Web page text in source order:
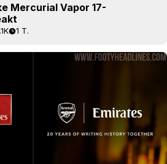
Mercurial Vapor 17-
1 T.